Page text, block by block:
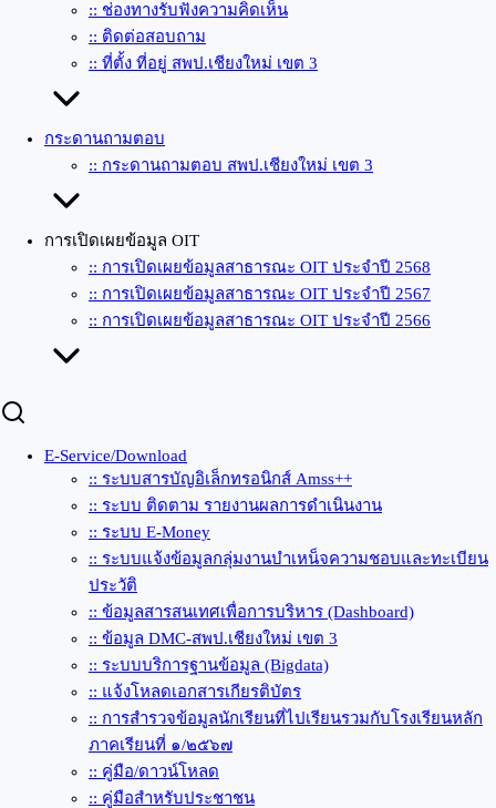
:: ช่องทางรับฟังความคิดเห็น
:: ติดต่อสอบถาม
:: ที่ตั้ง ที่อยู่ สพป.เชียงใหม่ เขต 3
กระดานถามตอบ
:: กระดานถามตอบ สพป.เชียงใหม่ เขต 3
การเปิดเผยข้อมูล OIT
:: การเปิดเผยข้อมูลสาธารณะ OIT ประจำปี 2568
:: การเปิดเผยข้อมูลสาธารณะ OIT ประจำปี 2567
:: การเปิดเผยข้อมูลสาธารณะ OIT ประจำปี 2566
E-Service/Download
:: ระบบสารบัญอิเล็กทรอนิกส์ Amss++
:: ระบบ ติดตาม รายงานผลการดำเนินงาน
:: ระบบ E-Money
:: ระบบแจ้งข้อมูลกลุ่มงานบำเหน็จความชอบและทะเบียน
ประวัติ
:: ข้อมูลสารสนเทศเพื่อการบริหาร (Dashboard)
:: ข้อมูล DMC-สพป.เชียงใหม่ เขต 3
:: ระบบบริการฐานข้อมูล (Bigdata)
:: แจ้งโหลดเอกสารเกียรติบัตร
:: การสำรวจข้อมูลนักเรียนที่ไปเรียนรวมกับโรงเรียนหลัก
ภาคเรียนที่ ๑/๒๕๖๗
:: คู่มือ/ดาวน์โหลด
:: คู่มือสำหรับประชาชน